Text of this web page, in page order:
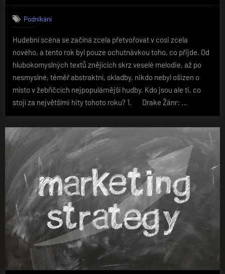
Podnikání
Hudební scéna se začíná zcela přetvořovat v cosi zcela
nového, a tento rok byl pouze ochutnávkou toho, co přijde. Od
hlubokomyslných textů znějících skrz veselé melodie, až po
nesmyslné, téměř abstraktní, skladby, nikdo nebyl ošizen o
místo v žebříčcích nejpopulárnější hudby. Kdo jsou ale ti, co
stojí za největšími hity tohoto roku? 1. Drake Žánr: …